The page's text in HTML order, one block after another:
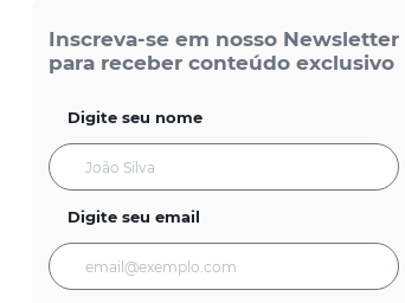
Inscreva-se em nosso Newsletter
para receber conteúdo exclusivo
Digite seu nome
Digite seu email